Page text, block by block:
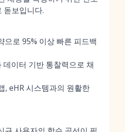
돋보입니다.
으로 95% 이상 빠른 피드백
데이터 기반 통찰력으로 채
, eHR 시스템과의 원활한